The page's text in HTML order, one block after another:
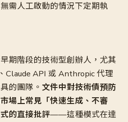
需人工啟動的情況下定期執
期階段的技術型創辦人，尤其
Claude API 或 Anthropic 代理
的團隊。 文件中對技術債預防
場上常見「快速生成、不審
的直接批評——這種模式在達